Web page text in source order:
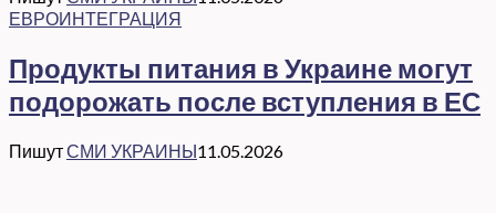
ЕВРОИНТЕГРАЦИЯ
Продукты питания в Украине могут
подорожать после вступления в ЕС
ПишутСМИ УКРАИНЫ11.05.2026